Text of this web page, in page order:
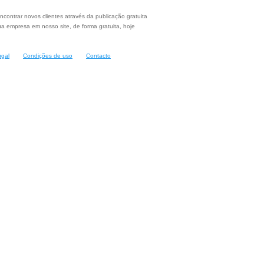
novos clientes através da publicação gratuita
empresa em nosso site, de forma gratuita, hoje
Condições de uso Contacto